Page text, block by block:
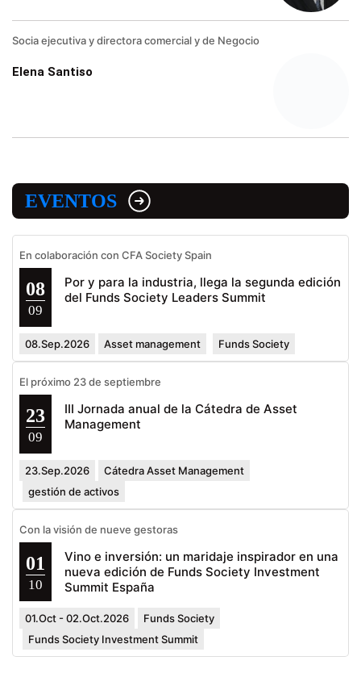
Socia ejecutiva y directora comercial y de Negocio
Elena Santiso
EVENTOS
En colaboración con CFA Society Spain
08
09
Por y para la industria, llega la segunda edición
del Funds Society Leaders Summit
08.Sep.2026 Asset management Funds Society
El próximo 23 de septiembre
23
09
III Jornada anual de la Cátedra de Asset
Management
23.Sep.2026
Cátedra Asset Management
gestión de activos
Con la visión de nueve gestoras
01
10
Vino e inversión: un maridaje inspirador en una
nueva edición de Funds Society Investment
Summit España
01.Oct - 02.Oct.2026
Funds Society
Funds Society Investment Summit